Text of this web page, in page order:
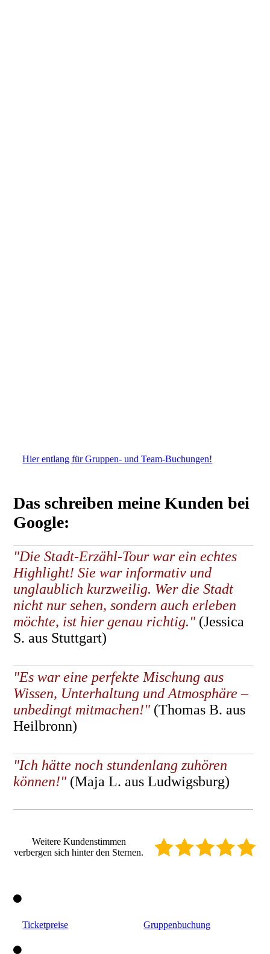
Hier entlang für Gruppen- und Team-Buchungen!
Das schreiben meine Kunden bei
Google:
"Die Stadt-Erzähl-Tour war ein echtes
Highlight! Sie war informativ und
unglaublich kurzweilig. Wer die Stadt
nicht nur sehen, sondern auch erleben
möchte, ist hier genau richtig." (Jessica
S. aus Stuttgart)
"Es war eine perfekte Mischung aus
Wissen, Unterhaltung und Atmosphäre –
unbedingt mitmachen!" (Thomas B. aus
Heilbronn)
"Ich hätte noch stundenlang zuhören
können!" (Maja L. aus Ludwigsburg)
Weitere Kundenstimmen
verbergen sich hinter den Sternen.
Ticketpreise Gruppenbuchung